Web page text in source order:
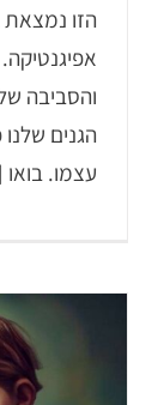
הזו
והסביבה
עצמו.